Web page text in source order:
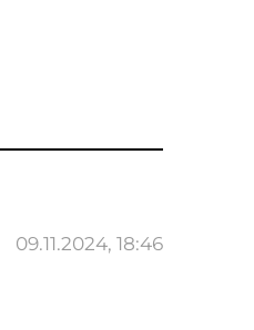
09.11.2024, 18:46